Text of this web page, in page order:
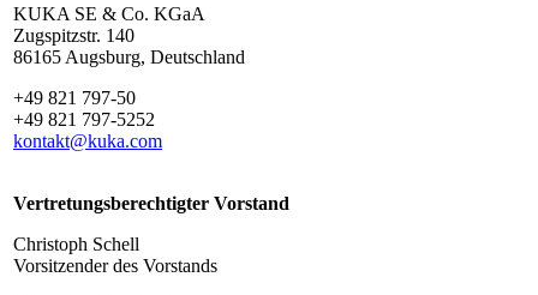
KUKA SE & Co. KGaA
Zugspitzstr. 140
86165 Augsburg, Deutschland
+49 821 797-50
+49 821 797-5252
kontakt@kuka.com
Vertretungsberechtigter Vorstand
Christoph Schell
Vorsitzender des Vorstands